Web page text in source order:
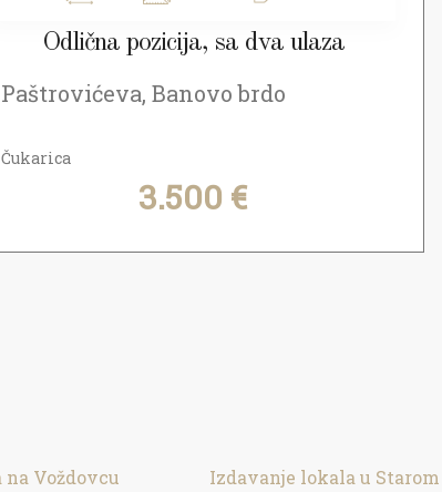
Odlična pozicija, sa dva ulaza
Paštrovićeva, Banovo brdo
Čukarica
3.500 €
Voždovcu
Izdavanje lokala u Starom